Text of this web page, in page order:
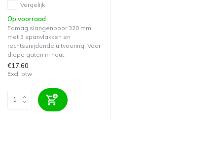
Vergelijk
Op voorraad
Famag slangenboor 320 mm
met 3 spanvlakken en
rechtssnijdende uitvoering. Voor
diepe gaten in hout.
€17,60
Excl. btw